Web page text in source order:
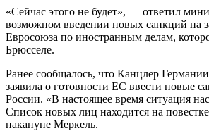
«Сейчас этого не будет», — ответил
возможном введении новых санкций на
Евросоюза по иностранным делам,
Брюсселе.
Ранее сообщалось, что Канцлер
заявила о готовности ЕС ввести новые
России. «В настоящее время ситуация
Список новых лиц находится на
накануне Меркель.